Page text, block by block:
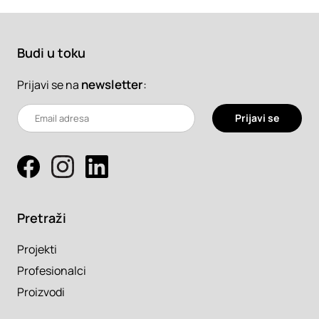
Budi u toku
Prijavi se na newsletter:
Prijavi se
Pretraži
Projekti
Profesionalci
Proizvodi